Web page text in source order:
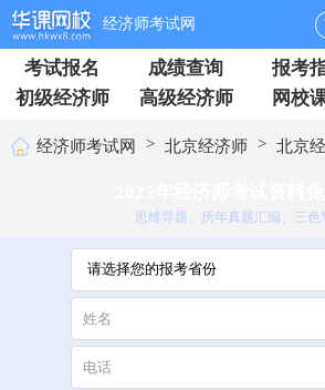
经济师考试网
考试报名 成绩查询 报考
初级经济师
高级经济师 网校
经济师考试网 > 北京经济师 > 北京
思维导题、历年真题汇编、三色